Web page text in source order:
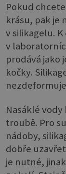
Pokud
krásu, pak je
v silikagelu.
v
prodává jako
kočky.
Nasáklé
troubě. Pro
nádoby,
dobře
je nutné,